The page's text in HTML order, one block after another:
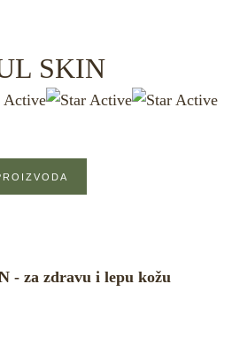
SKIN
- za zdravu i lepu kožu